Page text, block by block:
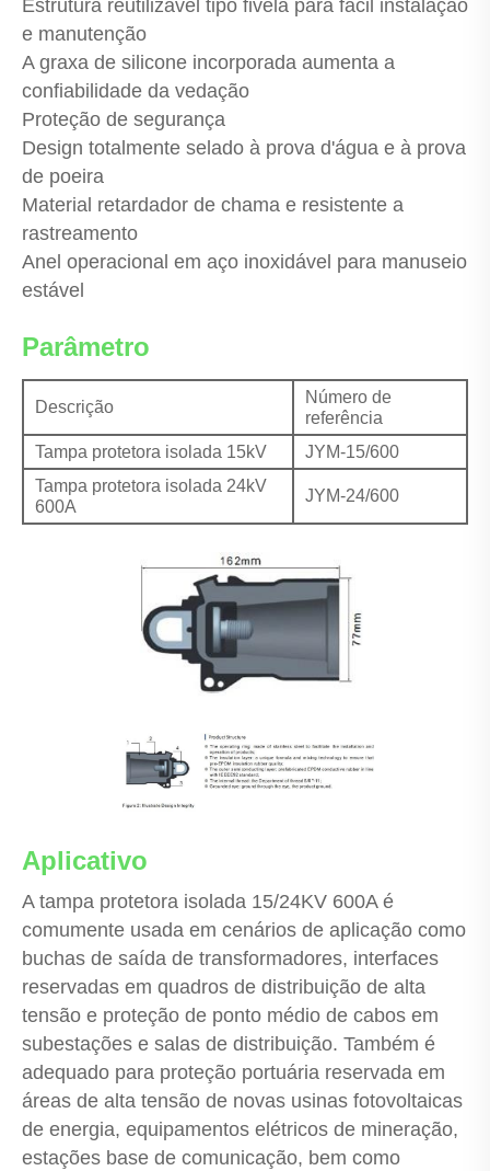
Estrutura reutilizável tipo fivela para fácil instalação
e manutenção
A graxa de silicone incorporada aumenta a
confiabilidade da vedação
Proteção de segurança
Design totalmente selado à prova d'água e à prova
de poeira
Material retardador de chama e resistente a
rastreamento
Anel operacional em aço inoxidável para manuseio
estável
Parâmetro
Descrição
Número de
referência
Tampa protetora isolada 15kV
JYM-15/600
Tampa protetora isolada 24kV
600A
JYM-24/600
Aplicativo
A tampa protetora isolada 15/24KV 600A é
comumente usada em cenários de aplicação como
buchas de saída de transformadores, interfaces
reservadas em quadros de distribuição de alta
tensão e proteção de ponto médio de cabos em
subestações e salas de distribuição. Também é
adequado para proteção portuária reservada em
áreas de alta tensão de novas usinas fotovoltaicas
de energia, equipamentos elétricos de mineração,
estações base de comunicação, bem como